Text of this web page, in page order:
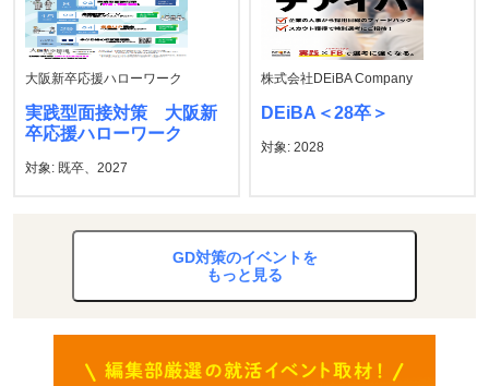
大阪新卒応援ハローワーク
実践型面接対策 大阪新
卒応援ハローワーク
対象: 既卒、2027
株式会社DEiBA Company
DEiBA＜28卒＞
対象: 2028
GD対策のイベントを
もっと見る